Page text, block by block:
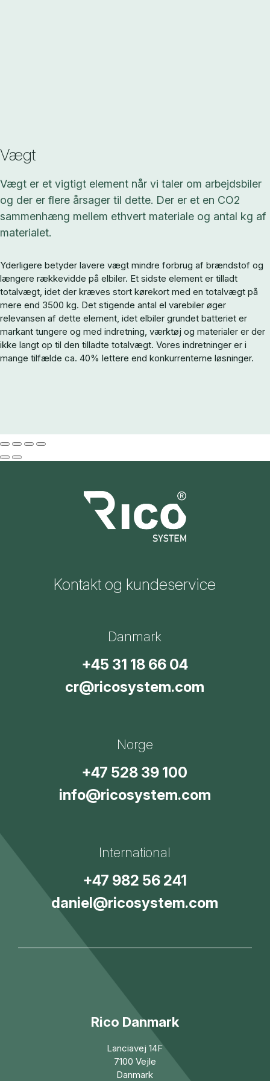
Vægt
Vægt er et vigtigt element når vi taler om arbejdsbiler
og der er flere årsager til dette. Der er et en CO2
sammenhæng mellem ethvert materiale og antal kg af
materialet.
Yderligere betyder lavere vægt mindre forbrug af brændstof og
længere rækkevidde på elbiler. Et sidste element er tilladt
totalvægt, idet der kræves stort kørekort med en totalvægt på
mere end 3500 kg. Det stigende antal el varebiler øger
relevansen af dette element, idet elbiler grundet batteriet er
markant tungere og med indretning, værktøj og materialer er der
ikke langt op til den tilladte totalvægt. Vores indretninger er i
mange tilfælde ca. 40% lettere end konkurrenterne løsninger.
Kontakt og kundeservice
Danmark
+45 31 18 66 04
cr@ricosystem.com
Norge
+47 528 39 100
info@ricosystem.com
International
+47 982 56 241
daniel@ricosystem.com
Rico Danmark
Lanciavej 14F
7100 Vejle
Danmark